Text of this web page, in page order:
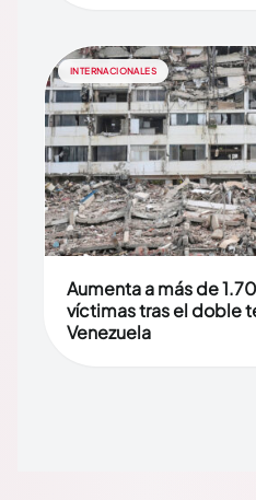
INTERNACIONALES
Aumenta a más de
víctimas tras el doble
Venezuela